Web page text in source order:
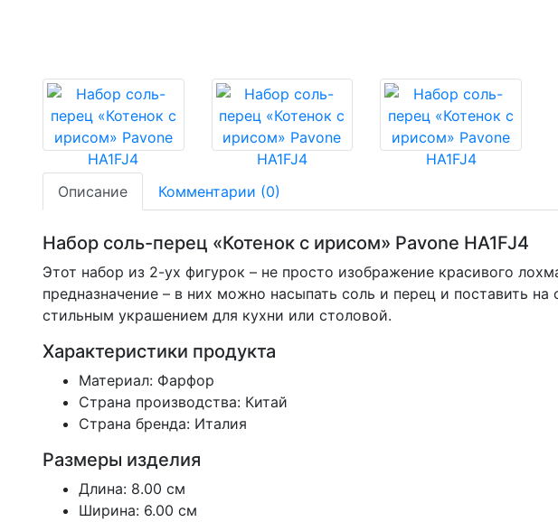
Описание Комментарии (0)
Набор соль-перец «Котенок с ирисом» Pavone HA1FJ4
Этот набор из 2-ух фигурок – не просто изображение красивого
предназначение – в них можно насыпать соль и перец и поставить
стильным украшением для кухни или столовой.
Характеристики продукта
Материал: Фарфор
Страна производства: Китай
Страна бренда: Италия
Размеры изделия
Длина: 8.00 см
Ширина: 6.00 см